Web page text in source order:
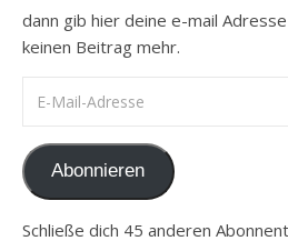
dann gib hier deine e-mail
keinen Beitrag mehr.
Abonnieren
Schließe dich 45 anderen